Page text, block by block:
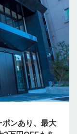
ンあり、最大